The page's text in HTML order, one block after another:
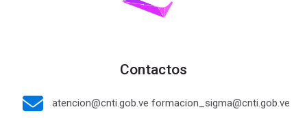
Contactos
atencion@cnti.gob.ve formacion_sigma@cnti.gob.ve